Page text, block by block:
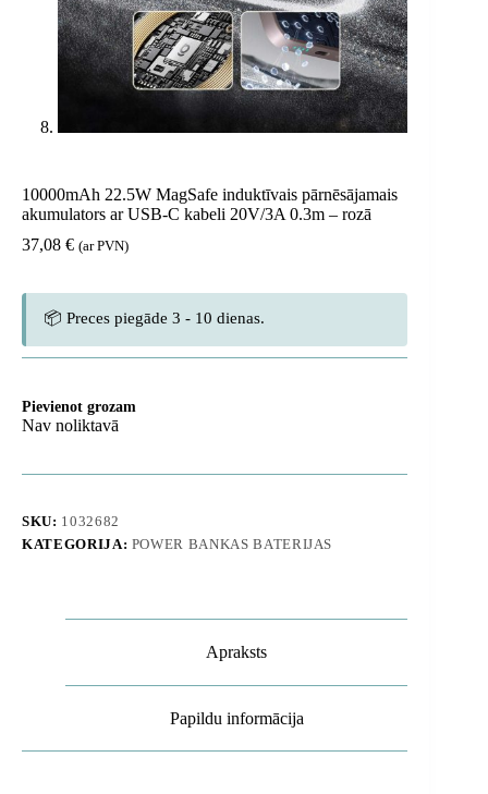
10000mAh 22.5W MagSafe induktīvais pārnēsājamais
akumulators ar USB-C kabeli 20V/3A 0.3m – rozā
37,08 € (ar PVN)
📦 Preces piegāde 3 - 10 dienas.
Pievienot grozam
Nav noliktavā
SKU: 1032682
KATEGORIJA: POWER BANKAS BATERIJAS
Apraksts
Papildu informācija